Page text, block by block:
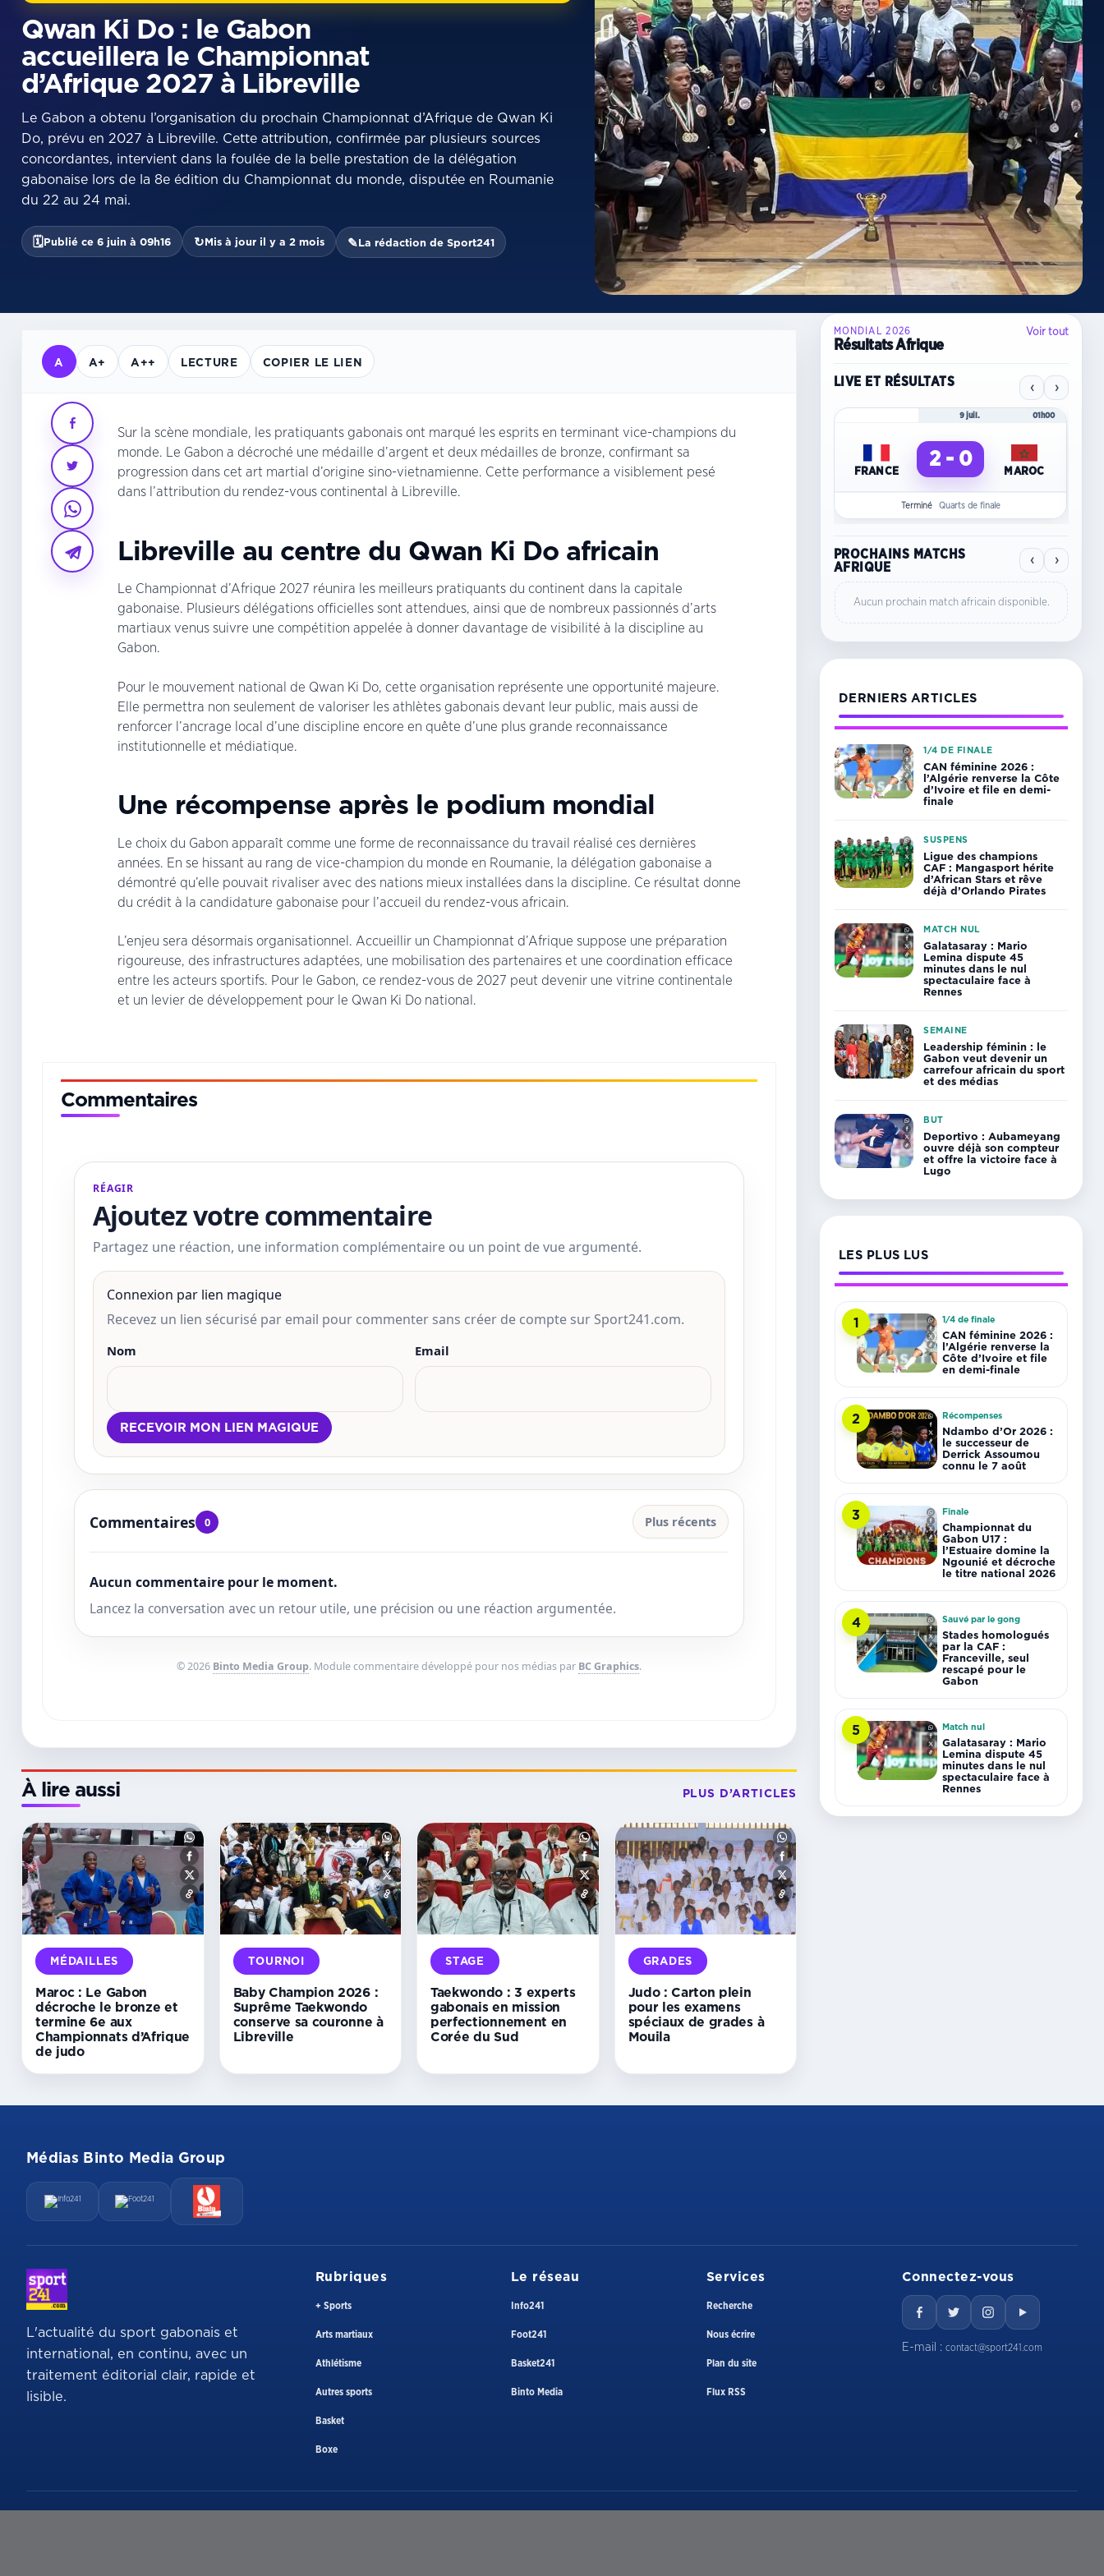
Qwan Ki Do : le Gabon
accueillera le Championnat
d’Afrique 2027 à Libreville
Le Gabon a obtenu l’organisation du prochain Championnat d’Afrique de Qwan Ki
Do, prévu en 2027 à Libreville. Cette attribution, confirmée par plusieurs sources
concordantes, intervient dans la foulée de la belle prestation de la délégation
gabonaise lors de la 8e édition du Championnat du monde, disputée en Roumanie
du 22 au 24 mai.
🗓 Publié ce 6 juin à 09h16 ↻Mis à jour il y a 2 mois ✎La rédaction de Sport241
A A+ A++ LECTURE COPIER LE LIEN
Sur la scène mondiale, les pratiquants gabonais ont marqué les esprits en terminant vice-champions du
monde. Le Gabon a décroché une médaille d’argent et deux médailles de bronze, confirmant sa
progression dans cet art martial d’origine sino-vietnamienne. Cette performance a visiblement pesé
dans l’attribution du rendez-vous continental à Libreville.
Libreville au centre du Qwan Ki Do africain
Le Championnat d’Afrique 2027 réunira les meilleurs pratiquants du continent dans la capitale
gabonaise. Plusieurs délégations officielles sont attendues, ainsi que de nombreux passionnés d’arts
martiaux venus suivre une compétition appelée à donner davantage de visibilité à la discipline au
Gabon.
Pour le mouvement national de Qwan Ki Do, cette organisation représente une opportunité majeure.
Elle permettra non seulement de valoriser les athlètes gabonais devant leur public, mais aussi de
renforcer l’ancrage local d’une discipline encore en quête d’une plus grande reconnaissance
institutionnelle et médiatique.
Une récompense après le podium mondial
Le choix du Gabon apparaît comme une forme de reconnaissance du travail réalisé ces dernières
années. En se hissant au rang de vice-champion du monde en Roumanie, la délégation gabonaise a
démontré qu’elle pouvait rivaliser avec des nations mieux installées dans la discipline. Ce résultat donne
du crédit à la candidature gabonaise pour l’accueil du rendez-vous africain.
L’enjeu sera désormais organisationnel. Accueillir un Championnat d’Afrique suppose une préparation
rigoureuse, des infrastructures adaptées, une mobilisation des partenaires et une coordination efficace
entre les acteurs sportifs. Pour le Gabon, ce rendez-vous de 2027 peut devenir une vitrine continentale
et un levier de développement pour le Qwan Ki Do national.
Commentaires
RÉAGIR
Ajoutez votre commentaire
Partagez une réaction, une information complémentaire ou un point de vue argumenté.
Connexion par lien magique
Recevez un lien sécurisé par email pour commenter sans créer de compte sur Sport241.com.
Nom Email
Commentaires 0 Plus récents
Aucun commentaire pour le moment.
Lancez la conversation avec un retour utile, une précision ou une réaction argumentée.
© 2026 Binto Media Group. Module commentaire développé pour nos médias par BC Graphics.
À lire aussi PLUS D’ARTICLES
MÉDAILLES
Maroc : Le Gabon
décroche le bronze et
termine 6e aux
Championnats d’Afrique
de judo
TOURNOI
Baby Champion 2026 :
Suprême Taekwondo
conserve sa couronne à
Libreville
STAGE
Taekwondo : 3 experts
gabonais en mission
perfectionnement en
Corée du Sud
GRADES
Judo : Carton plein
pour les examens
spéciaux de grades à
Mouila
MONDIAL 2026
Résultats Afrique
Voir tout
LIVE ET RÉSULTATS ‹ ›
9 juil. 01h00
FRANCE
2 - 0
MAROC
Terminé Quarts de finale
PROCHAINS MATCHS
AFRIQUE
‹ ›
Aucun prochain match africain disponible.
DERNIERS ARTICLES
1/4 DE FINALE
CAN féminine 2026 :
l’Algérie renverse la Côte
d’Ivoire et file en demi-
finale
SUSPENS
Ligue des champions
CAF : Mangasport hérite
d’African Stars et rêve
déjà d’Orlando Pirates
MATCH NUL
Galatasaray : Mario
Lemina dispute 45
minutes dans le nul
spectaculaire face à
Rennes
SEMAINE
Leadership féminin : le
Gabon veut devenir un
carrefour africain du sport
et des médias
BUT
Deportivo : Aubameyang
ouvre déjà son compteur
et offre la victoire face à
Lugo
LES PLUS LUS
1 1/4 de finale
CAN féminine 2026 :
l’Algérie renverse la
Côte d’Ivoire et file
en demi-finale
2 Récompenses
Ndambo d’Or 2026 :
le successeur de
Derrick Assoumou
connu le 7 août
3 Finale
Championnat du
Gabon U17 :
l’Estuaire domine la
Ngounié et décroche
le titre national 2026
4 Sauvé par le gong
Stades homologués
par la CAF :
Franceville, seul
rescapé pour le
Gabon
5 Match nul
Galatasaray : Mario
Lemina dispute 45
minutes dans le nul
spectaculaire face à
Rennes
Médias Binto Media Group
L'actualité du sport gabonais et
international, en continu, avec un
traitement éditorial clair, rapide et
lisible.
Rubriques
+ Sports
Arts martiaux
Athlétisme
Autres sports
Basket
Boxe
Le réseau
Info241
Foot241
Basket241
Binto Media
Services
Recherche
Nous écrire
Plan du site
Flux RSS
Connectez-vous
E-mail : contact@sport241.com